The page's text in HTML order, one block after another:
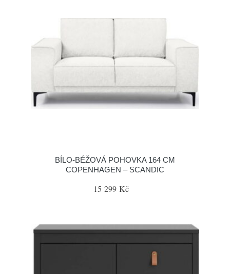
BÍLO-BÉŽOVÁ POHOVKA 164 CM
COPENHAGEN – SCANDIC
15 299 Kč